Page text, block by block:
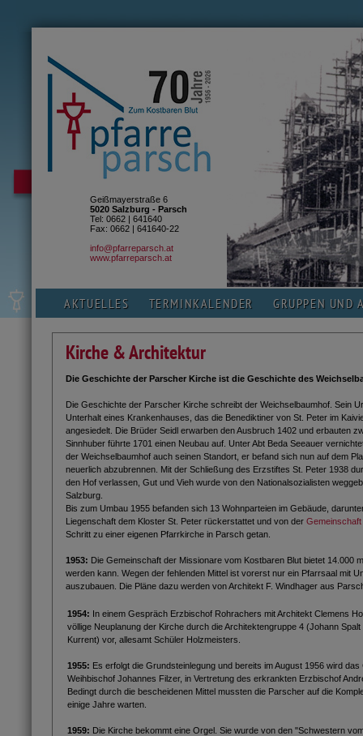
Geißmayerstraße 6
5020 Salzburg - Parsch
Tel: 0662 | 641640
Fax: 0662 | 641640-22
info@pfarreparsch.at
www.pfarreparsch.at
AKTUELLES TERMINKALENDER GRUPPEN UND
Kirche & Architektur
Die Geschichte der Parscher Kirche ist die Geschichte des
Die Geschichte der Parscher Kirche schreibt der Weichselbaumhof. Sein
Unterhalt eines Krankenhauses, das die Benediktiner von St. Peter im
angesiedelt. Die Brüder Seidl erwarben den Ausbruch 1402 und erbauten
Sinnhuber führte 1701 einen Neubau auf. Unter Abt Beda Seeauer
der Weichselbaumhof auch seinen Standort, er befand sich nun auf dem
neuerlich abzubrennen. Mit der Schließung des Erzstiftes St. Peter 1938
den Hof verlassen, Gut und Vieh wurde von den Nationalsozialisten
Salzburg.
Bis zum Umbau 1955 befanden sich 13 Wohnparteien im Gebäude,
Liegenschaft dem Kloster St. Peter rückerstattet und von der
Schritt zu einer eigenen Pfarrkirche in Parsch getan.
1953: Die Gemeinschaft der Missionare vom Kostbaren Blut bietet 14.000
werden kann. Wegen der fehlenden Mittel ist vorerst nur ein Pfarrsaal mit
auszubauen. Die Pläne dazu werden von Architekt F. Windhager aus
1954: In einem Gespräch Erzbischof Rohrachers mit Architekt Clemens
völlige Neuplanung der Kirche durch die Architektengruppe 4 (Johann
Kurrent) vor, allesamt Schüler Holzmeisters.
1955: Es erfolgt die Grundsteinlegung und bereits im August 1956 wird
Weihbischof Johannes Filzer, in Vertretung des erkrankten Erzbischof
Bedingt durch die bescheidenen Mittel mussten die Parscher auf die
einige Jahre warten.
1959: Die Kirche bekommt eine Orgel. Sie wurde von den "Schwestern